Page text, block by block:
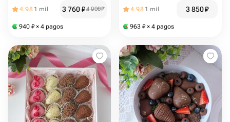
4.98 1 mil 3 760₽4 000₽
940 ₽ × 4 pagos
4.98 1 mil 3 850₽
963 ₽ × 4 pagos